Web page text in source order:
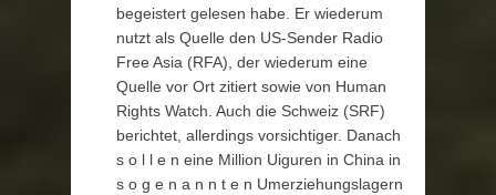
begeistert gelesen habe. Er wiederum
nutzt als Quelle den US-Sender Radio
Free Asia (RFA), der wiederum eine
Quelle vor Ort zitiert sowie von Human
Rights Watch. Auch die Schweiz (SRF)
berichtet, allerdings vorsichtiger. Danach
s o l l e n eine Million Uiguren in China in
s o g e n a n n t e n Umerziehungslagern